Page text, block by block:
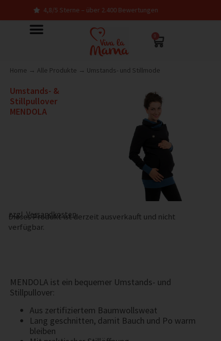
4,8/5 Sterne – über 2.400 Bewertungen
0
Home → Alle Produkte → Umstands- und Stillmode
Umstands- &
Stillpullover
MENDOLA
zzgl.Versandkosten
Dieses Produkt ist derzeit ausverkauft und nicht
verfügbar.
MENDOLA ist ein bequemer Umstands- und
Stillpullover:
Aus zertifiziertem Baumwollsweat
Lang geschnitten, damit Bauch und Po warm
bleiben